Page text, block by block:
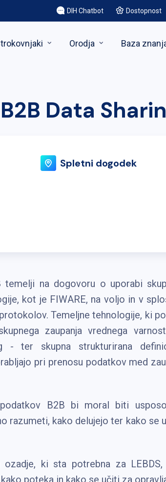
DIH Chatbot Dostopnost
Orodja Baza
Data
Spletni dogodek
temelji na dogovoru o uporabi
kot je FIWARE, na voljo in v
Temeljne tehnologije, ki
zaupanja vrednega
- ter skupna strukturirana
pri prenosu podatkov med
B2B bi moral biti
razumeti, kako delujejo ter kako se
ozadje, ki sta potrebna za
poteka in kako se učiti za